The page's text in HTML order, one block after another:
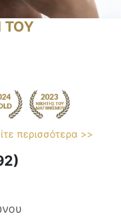
ΤΟΥ
περισσότερα >>